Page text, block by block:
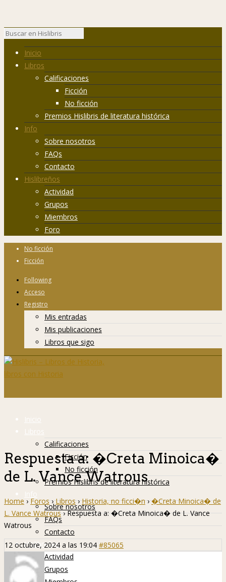
Inicio
Libros
Calificaciones
Ficción
No ficción
Premios Hislibris de literatura histórica
Info
Sobre nosotros
FAQs
Contacto
Hislibreños
Actividad
Grupos
Miembros
Foro
No ficción
Ficción
Following
Acceso
Registro
Mis entradas
Mis publicaciones
Libros que sigo
Inicio
Libros
Calificaciones
Ficción
No ficción
Premios Hislibris de literatura histórica
Info
Sobre nosotros
FAQs
Contacto
Hislibreños
Actividad
Grupos
Respuesta a: �Creta Minoica�
de L. Vance Watrous
Home › Foros › Libros › Historia, no ficci�n › �Creta Minoica� de
L. Vance Watrous › Respuesta a: �Creta Minoica� de L. Vance
Watrous
12 octubre, 2024 a las 19:04 #85065